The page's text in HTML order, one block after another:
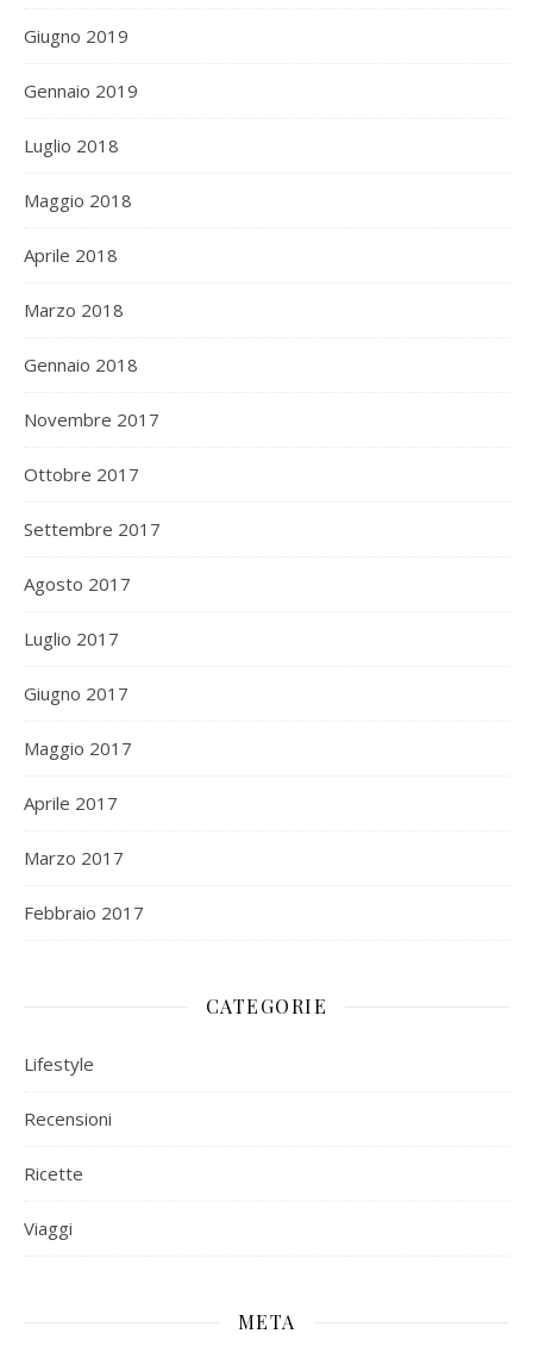
Giugno 2019
Gennaio 2019
Luglio 2018
Maggio 2018
Aprile 2018
Marzo 2018
Gennaio 2018
Novembre 2017
Ottobre 2017
Settembre 2017
Agosto 2017
Luglio 2017
Giugno 2017
Maggio 2017
Aprile 2017
Marzo 2017
Febbraio 2017
CATEGORIE
Lifestyle
Recensioni
Ricette
Viaggi
META